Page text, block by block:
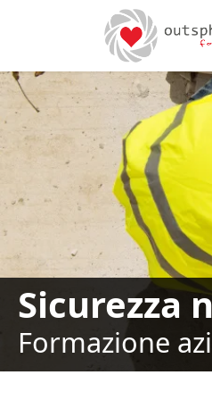
Sicurezza
Formazione